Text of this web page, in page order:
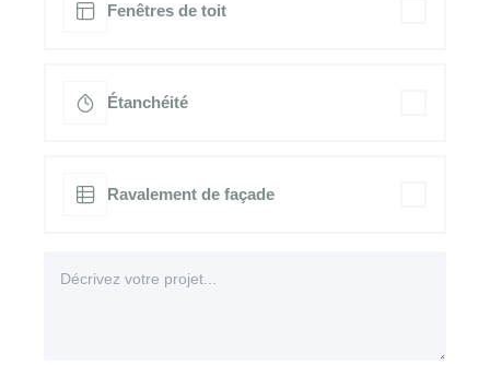
Fenêtres de toit
Étanchéité
Ravalement de façade